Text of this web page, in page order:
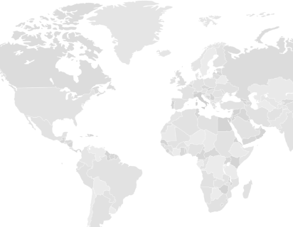
RICHIEDI INFORMAZIONI